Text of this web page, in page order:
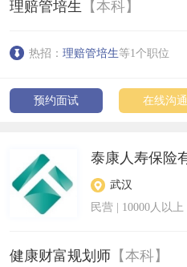
理赔管培生 【本科】
热招： 理赔管培生等1个职位
预约面试 在线沟通
武汉
民营 | 10000人以上
健康财富规划师【本科】